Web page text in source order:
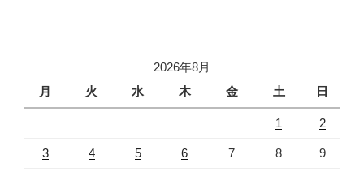
2026年8月
月
火 水 木 金 土 日
1 2
3 4 5 6 7 8 9